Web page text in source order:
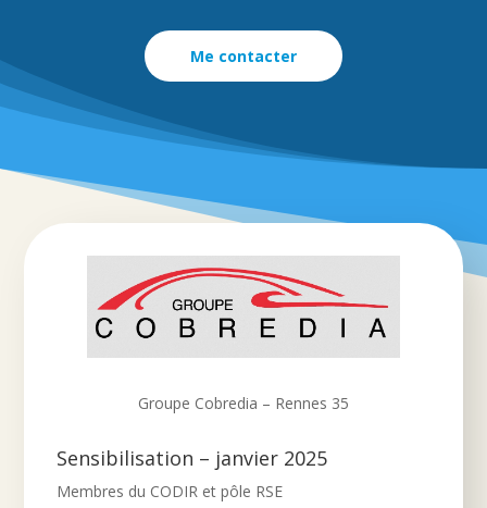
Me contacter
Groupe Cobredia – Rennes 35
Sensibilisation – janvier 2025
Membres du CODIR et pôle RSE